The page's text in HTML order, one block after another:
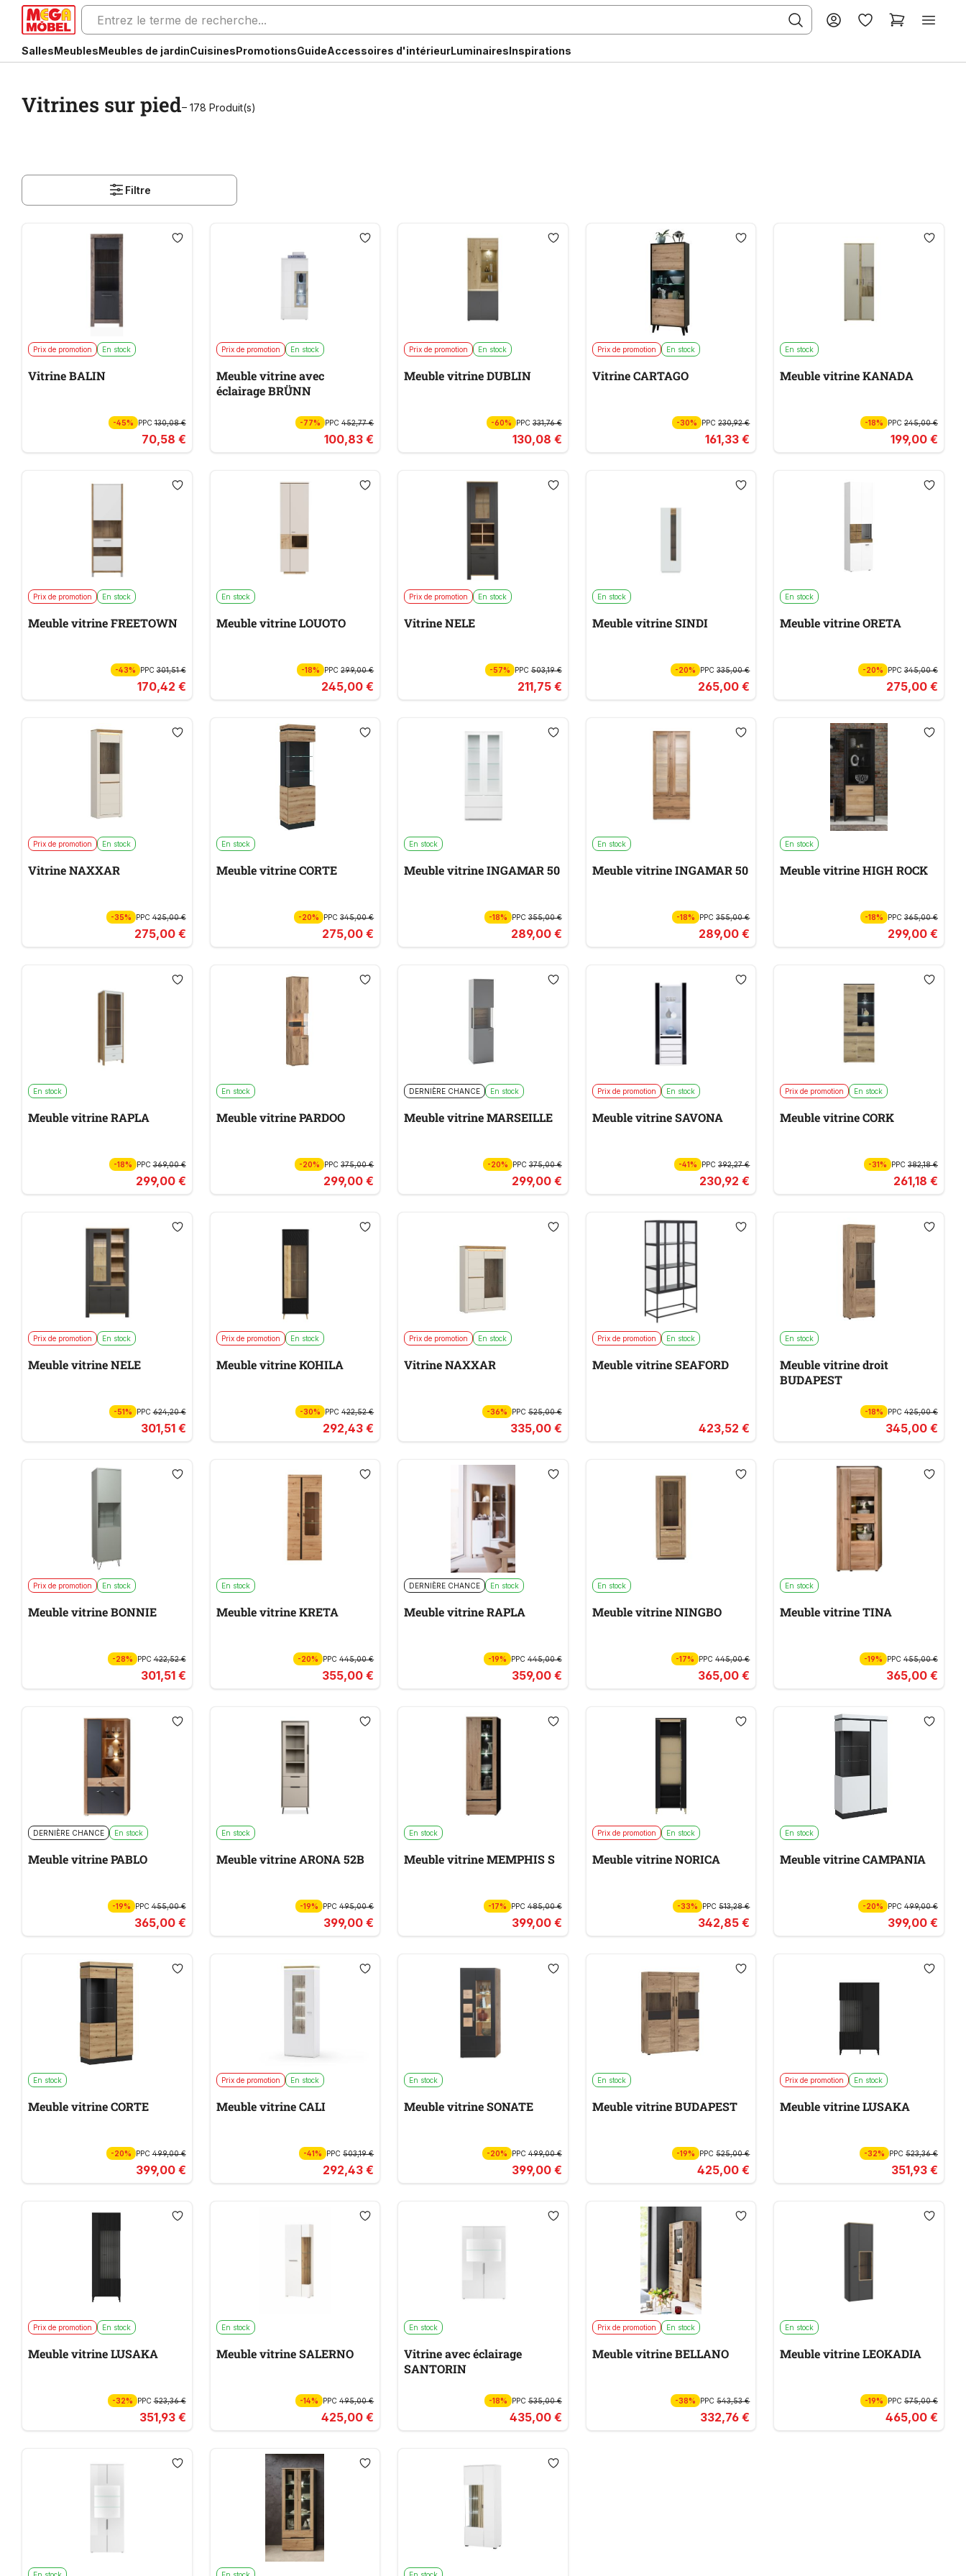
SallesMeublesMeubles de jardinCuisinesPromotionsGuideAccessoires d'intérieurLuminairesInspirations
Vitrines sur pied– 178 Produit(s)
Filtre
Prix de promotion En stock
Vitrine BALIN
-45% PPC130,08 €
70,58 €
Prix de promotion En stock
Meuble vitrine avec
éclairage BRÜNN
-77% PPC452,77 €
100,83 €
Prix de promotion En stock
Meuble vitrine DUBLIN
-60% PPC331,76 €
130,08 €
Prix de promotion En stock
Vitrine CARTAGO
-30% PPC230,92 €
161,33 €
En stock
Meuble vitrine KANADA
-18% PPC 245,00 €
199,00 €
Prix de promotion En stock
Meuble vitrine FREETOWN
-43% PPC301,51 €
170,42 €
En stock
Meuble vitrine LOUOTO
-18% PPC299,00 €
245,00 €
Prix de promotion En stock
Vitrine NELE
-57% PPC503,19 €
211,75 €
En stock
Meuble vitrine SINDI
-20% PPC335,00 €
265,00 €
En stock
Meuble vitrine ORETA
-20% PPC 345,00 €
275,00 €
Prix de promotion En stock
Vitrine NAXXAR
-35% PPC425,00 €
275,00 €
En stock
Meuble vitrine CORTE
-20% PPC345,00 €
275,00 €
En stock
Meuble vitrine INGAMAR 50
-18% PPC355,00 €
289,00 €
En stock
Meuble vitrine INGAMAR 50
-18% PPC355,00 €
289,00 €
En stock
Meuble vitrine HIGH ROCK
-18% PPC 365,00 €
299,00 €
En stock
Meuble vitrine RAPLA
-18% PPC369,00 €
299,00 €
En stock
Meuble vitrine PARDOO
-20% PPC375,00 €
299,00 €
DERNIÈRE CHANCE En stock
Meuble vitrine MARSEILLE
-20% PPC375,00 €
299,00 €
Prix de promotion En stock
Meuble vitrine SAVONA
-41% PPC392,27 €
230,92 €
Prix de promotion En stock
Meuble vitrine CORK
-31% PPC 382,18 €
261,18 €
Prix de promotion En stock
Meuble vitrine NELE
-51% PPC624,20 €
301,51 €
Prix de promotion En stock
Meuble vitrine KOHILA
-30% PPC422,52 €
292,43 €
Prix de promotion En stock
Vitrine NAXXAR
-36% PPC525,00 €
335,00 €
Prix de promotion En stock
Meuble vitrine SEAFORD
423,52 €
En stock
Meuble vitrine droit
BUDAPEST
-18% PPC 425,00 €
345,00 €
Prix de promotion En stock
Meuble vitrine BONNIE
-28% PPC422,52 €
301,51 €
En stock
Meuble vitrine KRETA
-20% PPC445,00 €
355,00 €
DERNIÈRE CHANCE En stock
Meuble vitrine RAPLA
-19% PPC445,00 €
359,00 €
En stock
Meuble vitrine NINGBO
-17% PPC445,00 €
365,00 €
En stock
Meuble vitrine TINA
-19% PPC 455,00 €
365,00 €
DERNIÈRE CHANCE En stock
Meuble vitrine PABLO
-19% PPC455,00 €
365,00 €
En stock
Meuble vitrine ARONA 52B
-19% PPC495,00 €
399,00 €
En stock
Meuble vitrine MEMPHIS S
-17% PPC485,00 €
399,00 €
Prix de promotion En stock
Meuble vitrine NORICA
-33% PPC513,28 €
342,85 €
En stock
Meuble vitrine CAMPANIA
-20% PPC 499,00 €
399,00 €
En stock
Meuble vitrine CORTE
-20% PPC499,00 €
399,00 €
Prix de promotion En stock
Meuble vitrine CALI
-41% PPC503,19 €
292,43 €
En stock
Meuble vitrine SONATE
-20% PPC499,00 €
399,00 €
En stock
Meuble vitrine BUDAPEST
-19% PPC525,00 €
425,00 €
Prix de promotion En stock
Meuble vitrine LUSAKA
-32% PPC 523,36 €
351,93 €
Prix de promotion En stock
Meuble vitrine LUSAKA
-32% PPC523,36 €
351,93 €
En stock
Meuble vitrine SALERNO
-14% PPC495,00 €
425,00 €
En stock
Vitrine avec éclairage
SANTORIN
-18% PPC535,00 €
435,00 €
Prix de promotion En stock
Meuble vitrine BELLANO
-38% PPC543,53 €
332,76 €
En stock
Meuble vitrine LEOKADIA
-19% PPC 575,00 €
465,00 €
En stock En stock En stock